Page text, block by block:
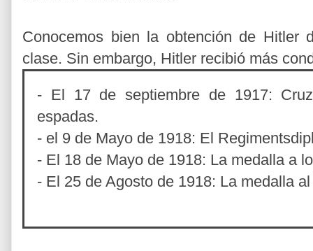
Conocemos bien la obtención de Hitler
clase. Sin embargo, Hitler recibió más
- El 17 de septiembre de 1917:
espadas.
- el 9 de Mayo de 1918: El
- El 18 de Mayo de 1918: La medalla a
- El 25 de Agosto de 1918: La medalla